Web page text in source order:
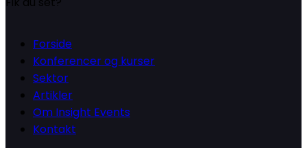
Forside
Konferencer og kurser
Sektor
Artikler
Om Insight Events
Kontakt